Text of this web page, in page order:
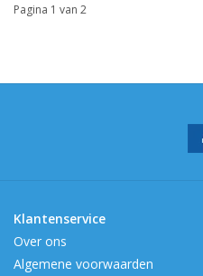
Pagina 1 van 2
Klantenservice
Over ons
Algemene voorwaarden